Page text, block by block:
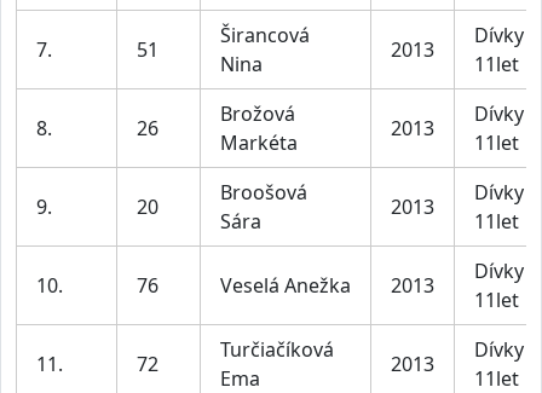
7. 51
Širancová
Nina
2013
Dívky
11let
8. 26
Brožová
Markéta
2013
Dívky
11let
9. 20
Broošová
Sára
2013
Dívky
11let
10. 76 Veselá Anežka 2013
Dívky
11let
11. 72
Turčiačíková
Ema
2013
Dívky
11let